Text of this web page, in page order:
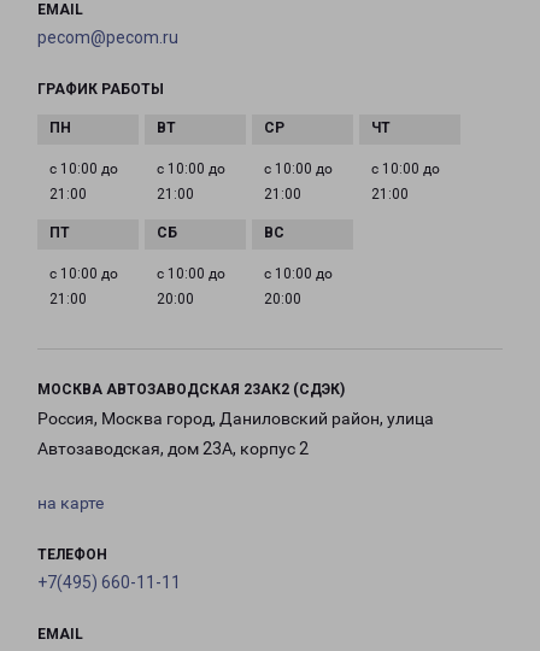
EMAIL
pecom@pecom.ru
ГРАФИК РАБОТЫ
с 10:00 до
21:00
с 10:00 до
21:00
с 10:00 до
21:00
с 10:00 до
21:00
с 10:00 до
21:00
с 10:00 до
20:00
с 10:00 до
20:00
МОСКВА АВТОЗАВОДСКАЯ 23АК2 (СДЭК)
Россия, Москва город, Даниловский район, улица
Автозаводская, дом 23А, корпус 2
на карте
ТЕЛЕФОН
+7(495) 660-11-11
EMAIL